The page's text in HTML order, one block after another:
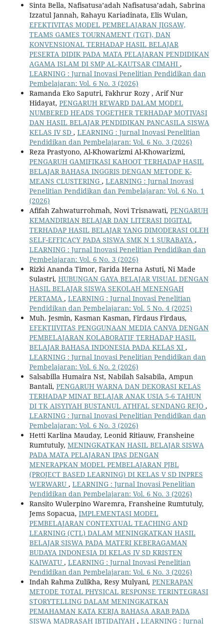
Sinta Bella, Nafisatusa’adah Nafisatusa’adah, Sabrina
Izzatul Jannah, Rahayu Kariadinata, Elis Wulan,
EFEKTIVITAS MODEL PEMBELAJARAN JIGSAW,
TEAMS GAMES TOURNAMENT (TGT), DAN
KONVENSIONAL TERHADAP HASIL BELAJAR
PESERTA DIDIK PADA MATA PELAJARAN PENDIDIKAN
AGAMA ISLAM DI SMP AL-KAUTSAR CIMAHI ,
LEARNING : Jurnal Inovasi Penelitian Pendidikan dan
Pembelajaran: Vol. 6 No. 3 (2026)
Ramanda Eko Saputri, Fakhrur Rozy , Arif Nur
Hidayat, PENGARUH REWARD DALAM MODEL
NUMBERED HEADS TOGETHER TERHADAP MOTIVASI
DAN HASIL BELAJAR PENDIDIKAN PANCASILA SISWA
KELAS IV SD , LEARNING : Jurnal Inovasi Penelitian
Pendidikan dan Pembelajaran: Vol. 6 No. 3 (2026)
Reza Prastyono, Al-Khowarizmi Al-Khowarizmi,
PENGARUH GAMIFIKASI KAHOOT TERHADAP HASIL
BELAJAR BAHASA INGGRIS DENGAN METODE K-
MEANS CLUSTERING , LEARNING : Jurnal Inovasi
Penelitian Pendidikan dan Pembelajaran: Vol. 6 No. 1
(2026)
Afifah Zahwaturrohmah, Novi Trisnawati, PENGARUH
KEMANDIRIAN BELAJAR DAN LITERASI DIGITAL
TERHADAP HASIL BELAJAR YANG DIMODERASI OLEH
SELF-EFFICACY PADA SISWA SMK N 1 SURABAYA ,
LEARNING : Jurnal Inovasi Penelitian Pendidikan dan
Pembelajaran: Vol. 6 No. 3 (2026)
Rizki Ananda Timor, Farida Herna Astuti, Ni Made
Sulastri, HUBUNGAN GAYA BELAJAR VISUAL DENGAN
HASIL BELAJAR SISWA SEKOLAH MENENGAH
PERTAMA , LEARNING : Jurnal Inovasi Penelitian
Pendidikan dan Pembelajaran: Vol. 5 No. 4 (2025)
Muh. Jesmin, Kasman Kasman, Firdaus Firdaus,
EFEKTIIVITAS PENGGUNAAN MEDIA CANVA DENGAN
PEMBELAJARAN KOLABORATIF TERHADAP HASIL
BELAJAR BAHASA INDONESIA PADA KELAS XI ,
LEARNING : Jurnal Inovasi Penelitian Pendidikan dan
Pembelajaran: Vol. 6 No. 2 (2026)
Salsabilla Humaira Nst, Nabilah Salsabila, Ampun
Bantali, PENGARUH WARNA DAN DEKORASI KELAS
TERHADAP MINAT BELAJAR ANAK USIA 5-6 TAHUN
DI TK AISYIYAH BUSTANUL ATHFAL SENDANG REJO ,
LEARNING : Jurnal Inovasi Penelitian Pendidikan dan
Pembelajaran: Vol. 6 No. 3 (2026)
Hetti Karlina Mauday, Leonid Ritiauw, Fransheine
Rumtutuly, MENINGKATKAN HASIL BELAJAR SISWA
PADA MATA PELAJARAN IPAS DENGAN
MENERAPKAN MODEL PEMBELAJARAN PJBL
(PROJECT BASED LEARNING) DI KELAS V SD INPRES
WERWARU , LEARNING : Jurnal Inovasi Penelitian
Pendidikan dan Pembelajaran: Vol. 6 No. 3 (2026)
Ransito Wulerpino Waremra, Fransheine Rumtutuly,
Jems Sopacua, IMPLEMENTASI MODEL
PEMBELAJARAN CONTEXTUAL TEACHING AND
LEARNING (CTL) DALAM MENINGKATKAN HASIL
BELAJAR SISWA PADA MATERI KEBERAGAMAN
BUDAYA INDONESIA DI KELAS IV SD KRISTEN
KAIWATU , LEARNING : Jurnal Inovasi Penelitian
Pendidikan dan Pembelajaran: Vol. 6 No. 3 (2026)
Indah Rahma Zulikha, Resy Mulyani, PENERAPAN
METODE TOTAL PHYSICAL RESPONSE TERINTEGRASI
STORYTELLING DALAM MENINGKATKAN
PEMAHAMAN KATA KERJA BAHASA ARAB PADA
SISWA MADRASAH IBTIDAIYAH , LEARNING : Jurnal